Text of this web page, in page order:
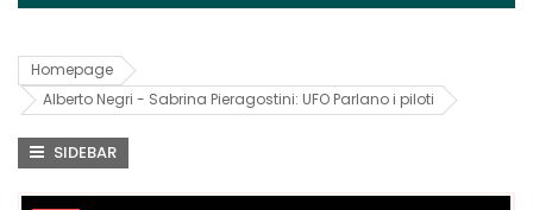
Homepage
Alberto Negri - Sabrina Pieragostini: UFO Parlano i piloti
SIDEBAR